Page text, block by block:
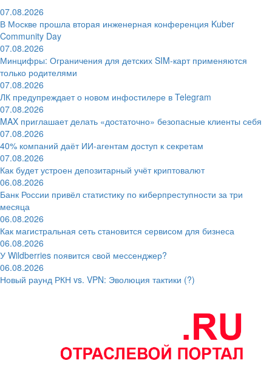
07.08.2026
В Москве прошла вторая инженерная конференция Kuber
Community Day
07.08.2026
Минцифры: Ограничения для детских SIM-карт применяются
только родителями
07.08.2026
ЛК предупреждает о новом инфостилере в Telegram
07.08.2026
MAX приглашает делать «достаточно» безопасные клиенты себя
07.08.2026
40% компаний даёт ИИ‑агентам доступ к секретам
07.08.2026
Как будет устроен депозитарный учёт криптовалют
06.08.2026
Банк России привёл статистику по киберпреступности за три
месяца
06.08.2026
Как магистральная сеть становится сервисом для бизнеса
06.08.2026
У Wildberries появится свой мессенджер?
06.08.2026
Новый раунд РКН vs. VPN: Эволюция тактики (?)